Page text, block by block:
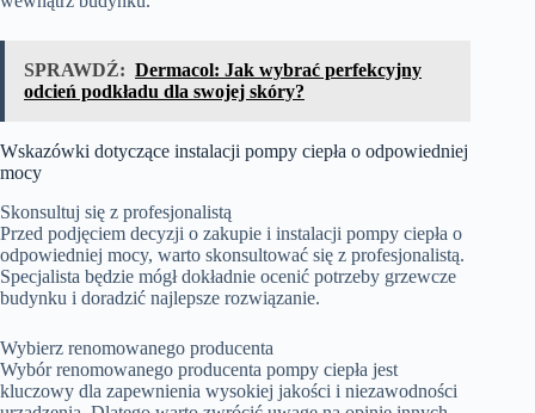
SPRAWDŹ: Dermacol: Jak wybrać perfekcyjny
odcień podkładu dla swojej skóry?
Wskazówki dotyczące instalacji pompy ciepła o odpowiedniej
mocy
Skonsultuj się z profesjonalistą
Przed podjęciem decyzji o zakupie i instalacji pompy ciepła o
odpowiedniej mocy, warto skonsultować się z profesjonalistą.
Specjalista będzie mógł dokładnie ocenić potrzeby grzewcze
budynku i doradzić najlepsze rozwiązanie.
Wybierz renomowanego producenta
Wybór renomowanego producenta pompy ciepła jest
kluczowy dla zapewnienia wysokiej jakości i niezawodności